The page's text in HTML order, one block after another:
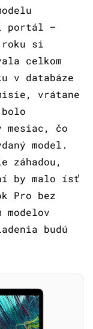
portál –
roku si
celkom
v databáze
vrátane
mesiac, čo
model.
záhadou,
by malo ísť
Pro bez
modelov
budú